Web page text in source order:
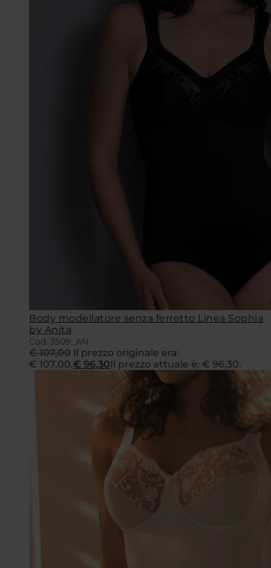
Body modellatore senza ferretto Linea Sophia
by Anita
Cod. 3509_AN
€107,00 Il prezzo originale era:
€ 107,00.€ 96,30Il prezzo attuale è: € 96,30.